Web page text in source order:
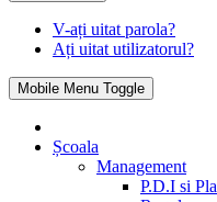
V-ați uitat parola?
Ați uitat utilizatorul?
Mobile Menu Toggle
Școala
Management
P.D.I si